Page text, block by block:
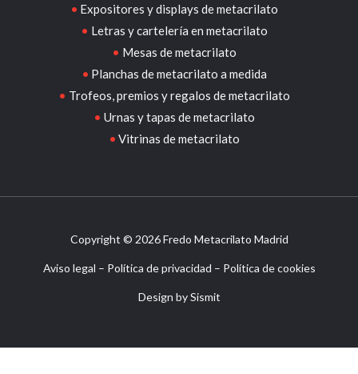
Expositores y displays de metacrilato
Letras y cartelería en metacrilato
Mesas de metacrilato
Planchas de metacrilato a medida
Trofeos, premios y regalos de metacrilato
Urnas y tapas de metacrilato
Vitrinas de metacrilato
Copyright © 2026 Fredo Metacrilato Madrid
Aviso legal – Política de privacidad – Política de cookies
Design bySismit